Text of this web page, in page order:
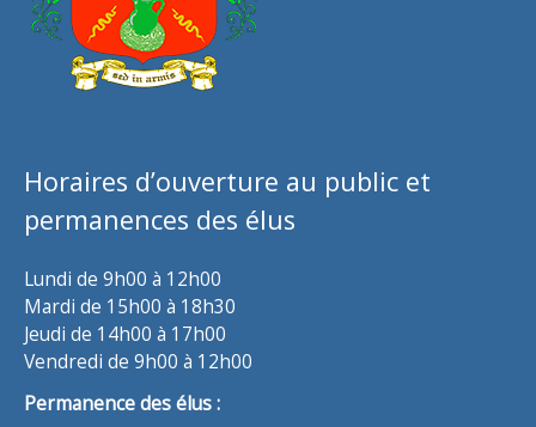
Horaires d’ouverture au public et
permanences des élus
Lundi de 9h00 à 12h00
Mardi de 15h00 à 18h30
Jeudi de 14h00 à 17h00
Vendredi de 9h00 à 12h00
Permanence des élus :